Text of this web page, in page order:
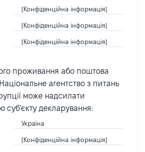
[Конфіденційна інформація]
[Конфіденційна інформація]
[Конфіденційна інформація]
проживання або поштова
агентство з питань
може надсилати
суб'єкту декларування:
Україна
[Конфіденційна інформація]